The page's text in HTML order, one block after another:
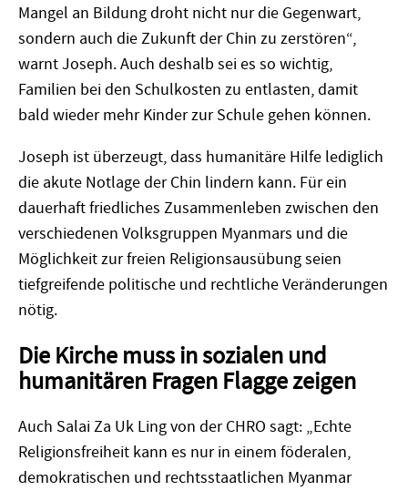
Mangel an Bildung droht nicht nur die Gegenwart,
sondern auch die Zukunft der Chin zu zerstören“,
warnt Joseph. Auch deshalb sei es so wichtig,
Familien bei den Schulkosten zu entlasten, damit
bald wieder mehr Kinder zur Schule gehen können.
Joseph ist überzeugt, dass humanitäre Hilfe lediglich
die akute Notlage der Chin lindern kann. Für ein
dauerhaft friedliches Zusammenleben zwischen den
verschiedenen Volksgruppen Myanmars und die
Möglichkeit zur freien Religionsausübung seien
tiefgreifende politische und rechtliche Veränderungen
nötig.
Die Kirche muss in sozialen und
humanitären Fragen Flagge zeigen
Auch Salai Za Uk Ling von der CHRO sagt: „Echte
Religionsfreiheit kann es nur in einem föderalen,
demokratischen und rechtsstaatlichen Myanmar